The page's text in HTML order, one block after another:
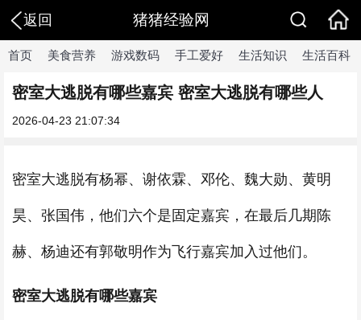
返回 猪猪经验网
首页 美食营养 游戏数码 手工爱好 生活知识 生活百科
密室大逃脱有哪些嘉宾 密室大逃脱有哪些人
2026-04-23 21:07:34
密室大逃脱有杨幂、谢依霖、邓伦、魏大勋、黄明
昊、张国伟，他们六个是固定嘉宾，在最后几期陈
赫、杨迪还有郭敬明作为飞行嘉宾加入过他们。
密室大逃脱有哪些嘉宾